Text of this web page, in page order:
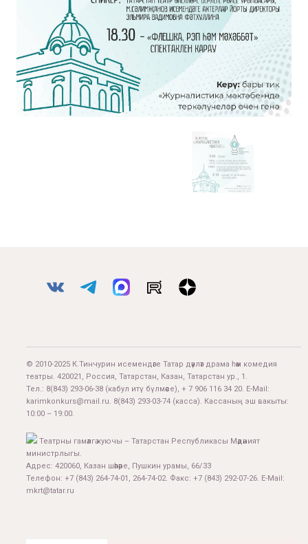
© 2010-2025 К.Тинчурин исемендәге Татар дәүләт драма һәм комедия
театры. 420021, Россия, Татарстан, Казан, Татарстан ур., 1.
Тел.: 8(843) 293-06-38 (кабул итү бүлмәсе), + 7 906 116 34 20. E-Mail:
karimkonkurs@mail.ru. 8(843) 293-03-74 (касса). Кассаның эш вакыты:
10:00 – 19:00.
Театрны гамәлгә куючы – Татарстан Республикасы Мәдәният
министрлыгы.
Адрес: 420060, Казан шәһәре, Пушкин урамы, 66/33
Телефон: +7 (843) 264-74-01, 264-74-02. Факс: +7 (843) 292-07-26. E-Mail:
mkrt@tatar.ru